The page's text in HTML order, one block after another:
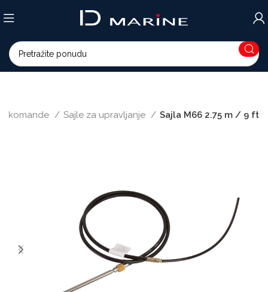
i komande Sajle za upravljanje Sajla M66 2.75 m / 9 ft